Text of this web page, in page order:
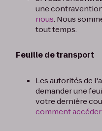
une
nous. Nous
tout temps.
Feuille de transport
Les autorités de
demander une
votre dernière
comment